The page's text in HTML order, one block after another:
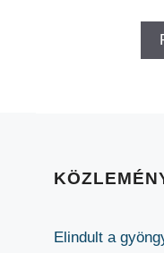
Elindult a